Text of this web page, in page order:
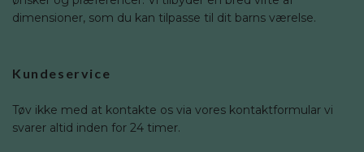
dimensioner, som du kan tilpasse til dit barns værelse.
Kundeservice
Tøv ikke med at kontakte os via vores kontaktformular vi
svarer altid inden for 24 timer.